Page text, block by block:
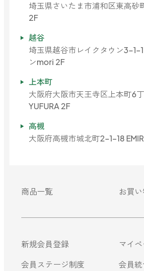
埼玉県さいたま市浦和区東高砂
2F
越谷
埼玉県越谷市レイクタウン3-1-
ンmori 2F
上本町
大阪府大阪市天王寺区上本町6
YUFURA 2F
高槻
大阪府高槻市城北町2-1-18
商品一覧 お買
新規会員登録
マイ
会員ステージ制度
会員